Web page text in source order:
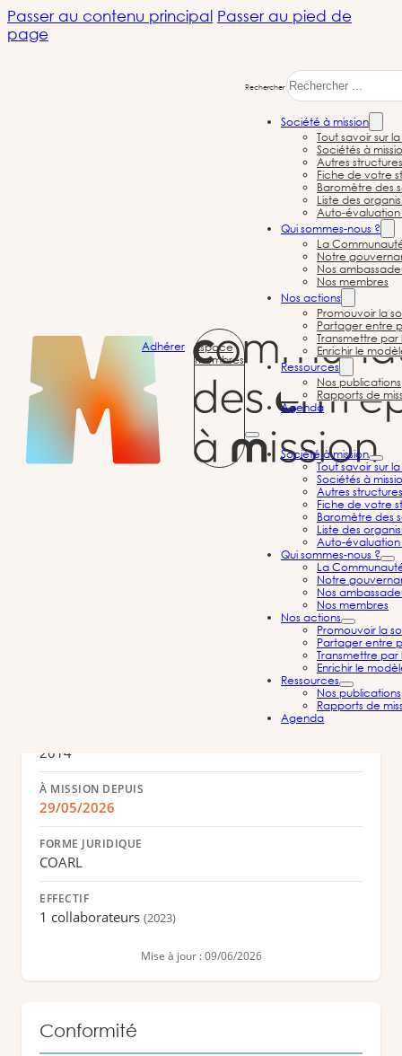
Passer au contenu principal Passer au pied de
page
Adhérer
Espace
membres
Rechercher
Société à mission
Tout savoir sur
Sociétés à
Autres
Fiche de votre
Baromètre des
Liste des
Auto-évaluation
Qui sommes-nous ?
La
Notre
Nos
Nos membres
Nos actions
Promouvoir la
Partager entre
Transmettre
Enrichir le
Ressources
Nos publications
Rapports de
Agenda
Société à mission
Tout savoir sur
Sociétés à
Autres
Fiche de votre
Baromètre des
Liste des
Auto-évaluation
Qui sommes-nous ?
La
Notre
Nos
Nos membres
Nos actions
Promouvoir la
Partager entre
Transmettre
Enrichir le
Ressources
Nos publications
Rapports de
Agenda
Société à mission
← Toutes les sociétés à mission
Coopérative d’avocats spécialisée en droit de
l’urbanisme, droit de l’environnement et droit
Ile-de-France
2014
À MISSION DEPUIS
29/05/2026
FORME JURIDIQUE
COARL
EFFECTIF
1 collaborateurs (2023)
Mise à jour : 09/06/2026
Conformité